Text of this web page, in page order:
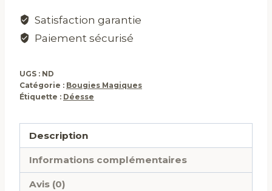
Satisfaction garantie
Paiement sécurisé
UGS : ND
Catégorie : Bougies Magiques
Étiquette : Déesse
Description
Informations complémentaires
Avis (0)